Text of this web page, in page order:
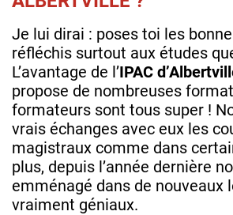
Je lui dirai : poses toi les
réfléchis surtout aux études
L’avantage de l’IPAC
propose de nombreuses
formateurs sont tous super !
vrais échanges avec eux les
magistraux comme dans
plus, depuis l’année dernière
emménagé dans de nouveaux
vraiment géniaux.